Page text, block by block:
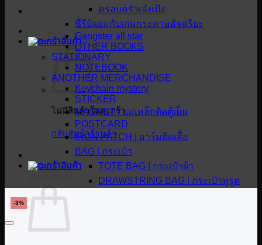
ไม่มีสินค้าในตะกร้า
กลับสู่หน้าร้านค้า
ครอบครัวเจ๋งเป้ง
ซีรีย์แยมกับเกมกระดาษอัจฉริยะ
Gangster all star
OTHER BOOKS
STATIONARY
NOTEBOOK
ANOTHER MERCHANDISE
Keychain mystery
STICKER
MAGNET | แม่เหล็กติดตู้เย็น
POSTCARD
IRON PATCH | อาร์มติดเสื้อ
BAG | กระเป๋า
TOTE BAG | กระเป๋าผ้า
DRAWSTRING BAG | กระเป๋าหูรูด
-3%